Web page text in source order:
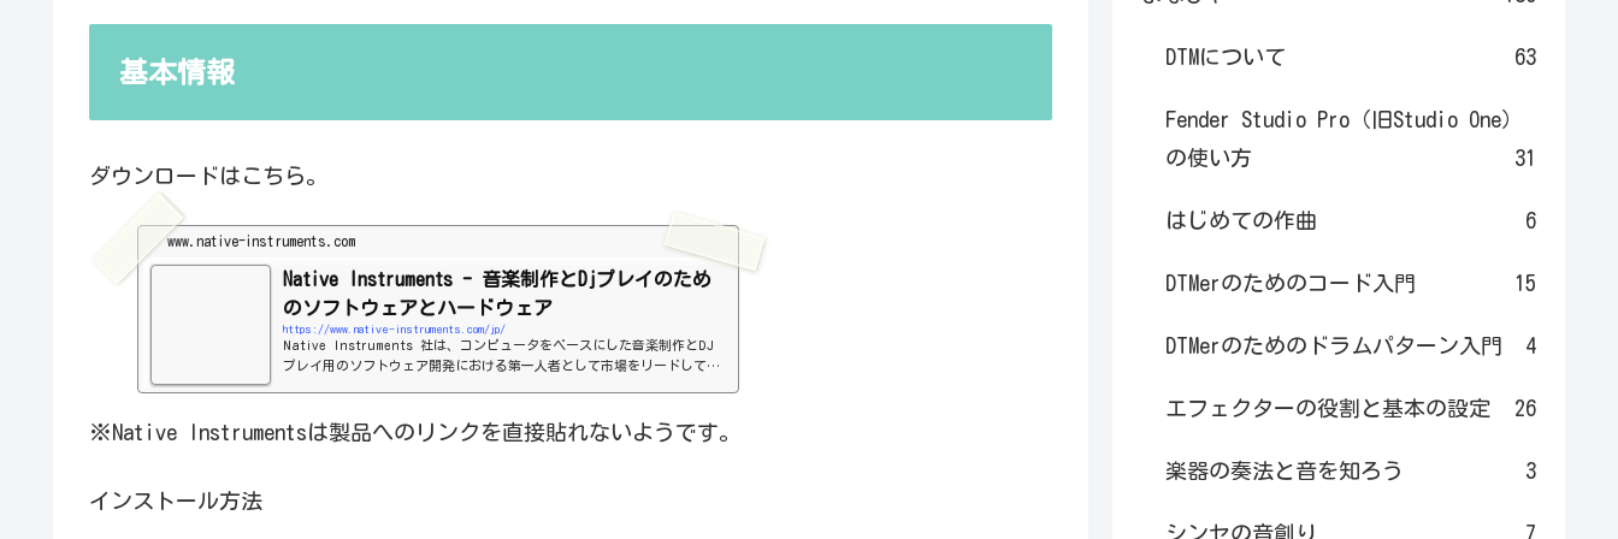
基本情報
ダウンロードはこちら。
www.native-instruments.com
Native Instruments - 音楽制作とDjプレイのため
のソフトウェアとハードウェア
https://www.native-instruments.com/jp/
Native Instruments 社は、コンピュータをベースにした音楽制作とDJ
プレイ用のソフトウェア開発における第一人者として市場をリードしてい
※Native Instrumentsは製品へのリンクを直接貼れないようです。
インストール方法
DTMについて 63
Fender Studio Pro（旧Studio One）
の使い方
31
はじめての作曲 6
DTMerのためのコード入門 15
DTMerのためのドラムパターン入門 4
エフェクターの役割と基本の設定 26
楽器の奏法と音を知ろう 3
シンセの音創り 7